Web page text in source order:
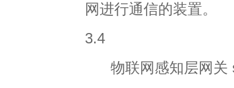
网进行通信的装置。
3.4
物联网感知层网关